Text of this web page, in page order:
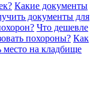
Какие документы
документы для
Что дешевле
похороны? Как
место на кладбище